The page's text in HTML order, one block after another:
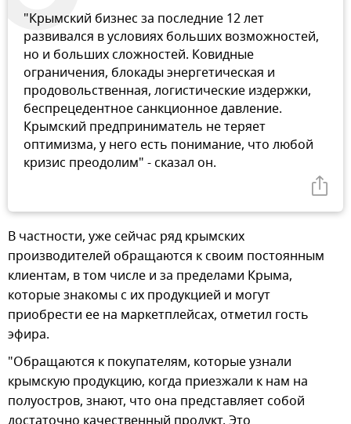
"Крымский бизнес за последние 12 лет
развивался в условиях больших возможностей,
но и больших сложностей. Ковидные
ограничения, блокады энергетическая и
продовольственная, логистические издержки,
беспрецедентное санкционное давление.
Крымский предприниматель не теряет
оптимизма, у него есть понимание, что любой
кризис преодолим" - сказал он.
В частности, уже сейчас ряд крымских
производителей обращаются к своим постоянным
клиентам, в том числе и за пределами Крыма,
которые знакомы с их продукцией и могут
приобрести ее на маркетплейсах, отметил гость
эфира.
"Обращаются к покупателям, которые узнали
крымскую продукцию, когда приезжали к нам на
полуостров, знают, что она представляет собой